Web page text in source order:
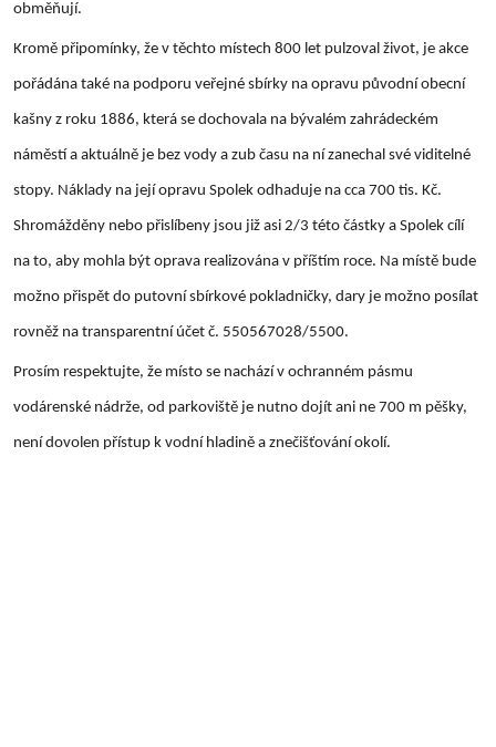
obměňují.
Kromě připomínky, že v těchto místech 800 let pulzoval život, je akce
pořádána také na podporu veřejné sbírky na opravu původní obecní
kašny z roku 1886, která se dochovala na bývalém zahrádeckém
náměstí a aktuálně je bez vody a zub času na ní zanechal své viditelné
stopy. Náklady na její opravu Spolek odhaduje na cca 700 tis. Kč.
Shromážděny nebo přislíbeny jsou již asi 2/3 této částky a Spolek cílí
na to, aby mohla být oprava realizována v příštím roce. Na místě bude
možno přispět do putovní sbírkové pokladničky, dary je možno posílat
rovněž na transparentní účet č. 550567028/5500.
Prosím respektujte, že místo se nachází v ochranném pásmu
vodárenské nádrže, od parkoviště je nutno dojít ani ne 700 m pěšky,
není dovolen přístup k vodní hladině a znečišťování okolí.